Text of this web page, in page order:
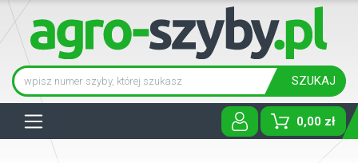
SZUKAJ
0,00 zł